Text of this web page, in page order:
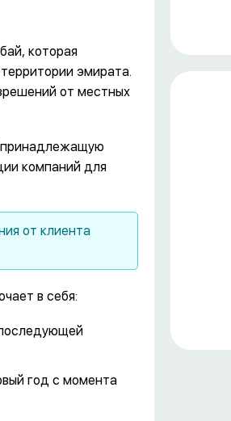
которая
эмирата.
от местных
принадлежащую
компаний для
от клиента
в себя:
год с момента